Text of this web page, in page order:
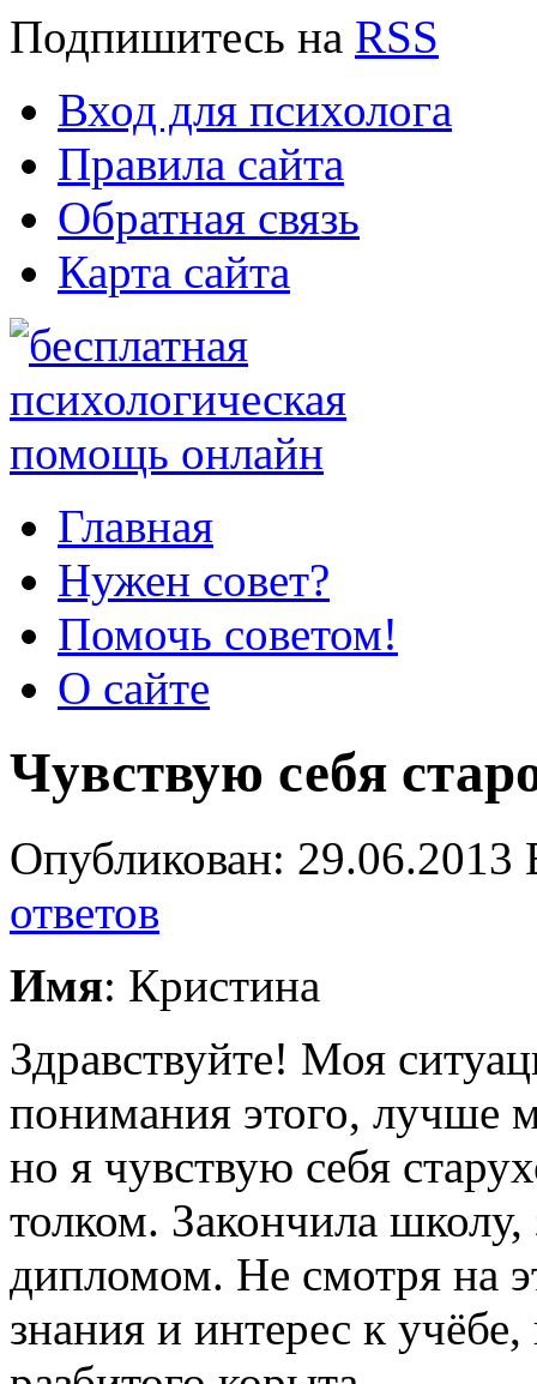
Подпишитесь на RSS
Вход для психолога
Правила сайта
Обратная связь
Карта сайта
Главная
Нужен совет?
Помочь советом!
О сайте
Чувствую себя
Опубликован:
ответов
Имя: Кристина
Здравствуйте! Моя
понимания этого, лучше
но я чувствую себя
толком. Закончила
дипломом. Не смотря на
знания и интерес к